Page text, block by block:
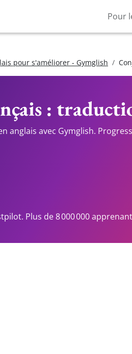
Pour
pour s'améliorer - Gymglish
:
anglais avec Gymglish.
Plus de 8 000 000